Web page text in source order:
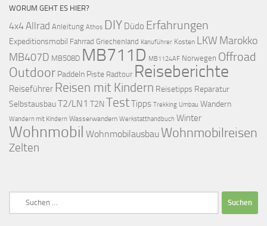
WORUM GEHT ES HIER?
4x4 Allrad Anleitung Athos DIY Düdo Erfahrungen
Expeditionsmobil Fahrrad Griechenland Kanuführer Kosten LKW Marokko
MB407D MB508D MB711D MB1124AF Norwegen Offroad
Outdoor Paddeln Piste Radtour Reiseberichte
Reiseführer Reisen mit Kindern Reisetipps Reparatur
SelbstausbauT2/LN1 T2N TestTipps Trekking Umbau Wandern
Wandern mit Kindern Wasserwandern Werkstatthandbuch Winter
Wohnmobil Wohnmobilausbau Wohnmobilreisen
Zelten